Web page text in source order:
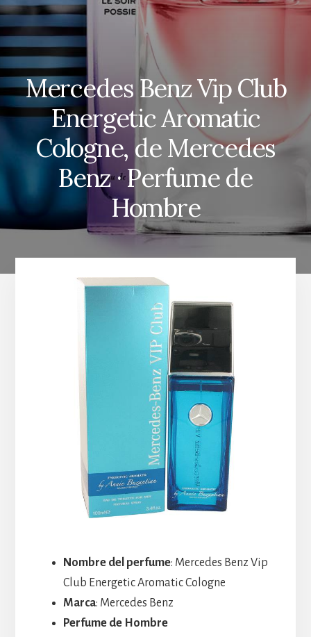
Mercedes Benz Vip Club
Energetic Aromatic
Cologne, de Mercedes
Benz · Perfume de
Hombre
Nombre del perfume: Mercedes Benz Vip
Club Energetic Aromatic Cologne
Marca: Mercedes Benz
Perfume de Hombre